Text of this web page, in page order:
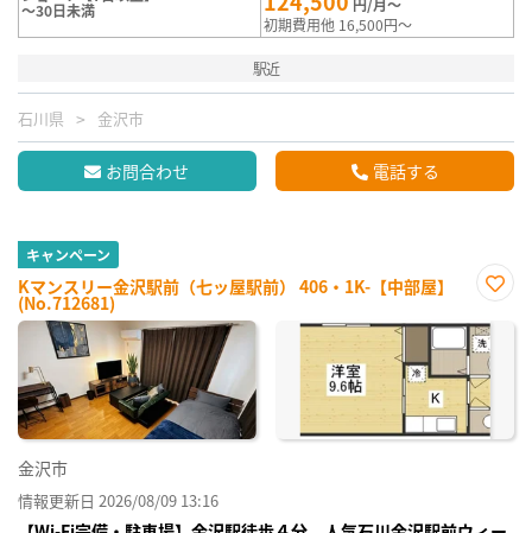
～30日未満
初期費用他 16,500円～
駅近
石川県 金沢市
お問合わせ 電話する
キャンペーン
Kマンスリー金沢駅前（七ッ屋駅前） 406・1K-【中部屋】
(No.712681)
に入
り登
録
金沢市
情報更新日 2026/08/09 13:16